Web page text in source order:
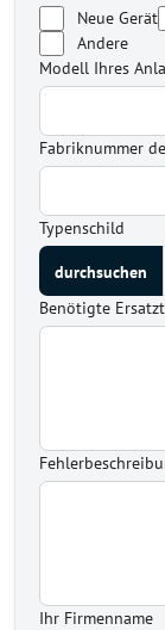
Neue Gerät
Andere
Modell Ihres
Fabriknummer
Typenschild
Benötigte
Ihr Firmenname